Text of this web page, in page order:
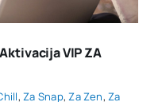
VIP ZA
,Za Snap,Za Zen,Za